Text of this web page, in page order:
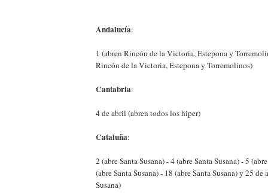
Andalucía:
1 (abren Rincón de la Victoria, Estepona y
Rincón de la Victoria, Estepona y Torremolinos)
Cantabria:
4 de abril (abren todos los hiper)
Cataluña:
2 (abre Santa Susana) - 4 (abre Santa Susana) - 5
(abre Santa Susana) - 18 (abre Santa Susana) y 25 de
Susana)